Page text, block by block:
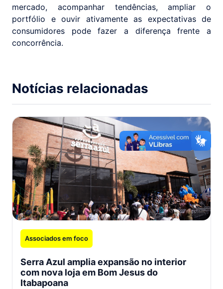
mercado, acompanhar tendências, ampliar o
portfólio e ouvir ativamente as expectativas de
consumidores pode fazer a diferença frente a
concorrência.
Notícias relacionadas
Associados em foco
Serra Azul amplia expansão no interior
com nova loja em Bom Jesus do
Itabapoana